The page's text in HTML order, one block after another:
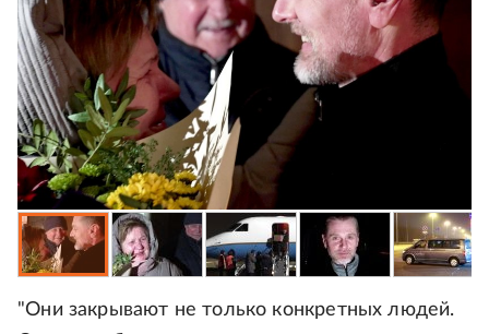
"Они закрывают не только конкретных людей.